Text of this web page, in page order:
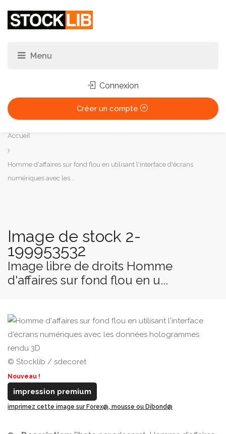
Connexion
Créer un compte
Vous
êtes
ici :
Accueil
Homme d'affaires sur fond flou en utilisant l'interface d'écrans
numériques avec les...
Image de stock 2-
199953532
Image libre de droits Homme
d'affaires sur fond flou en u...
© Stocklib / sdecoret
Nouveau !
impression premium
imprimez cette image sur Forex@, mousse ou Dibond@